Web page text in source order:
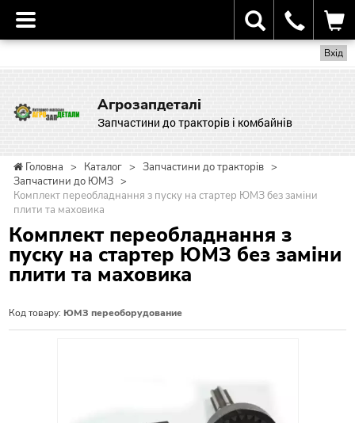
Вхід
Агрозапдеталі
Запчастини до тракторів і комбайнів
Головна > Каталог > Запчастини до тракторів >
Запчастини до ЮМЗ >
Комплект переобладнання з пуску на стартер ЮМЗ без заміни
плити та маховика
Комплект переобладнання з
пуску на стартер ЮМЗ без заміни
плити та маховика
Код товару: ЮМЗ переоборудование